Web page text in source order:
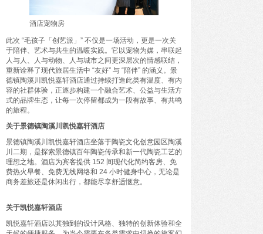
酒店宠物房
此次 “毛孩子「创艺派」” 不仅是一场活动，更是一次关
于陪伴、艺术与共生的温暖实践。它以宠物为媒，串联起
人与人、人与动物、人与城市之间更深层次的情感联结，
重新诠释了现代旅居生活中 “友好” 与 “陪伴” 的涵义。景
德镇陶溪川凯悦嘉轩酒店通过持续打造此类有温度、有内
容的社群体验，正逐步构建一个融合艺术、公益与生活方
式的品牌生态，让每一次停留都成为一段有故事、有共鸣
的旅程。
关于景德镇陶溪川凯悦嘉轩酒店
景德镇陶溪川凯悦嘉轩酒店坐落于陶瓷文化创意园区陶溪
川二期，是探索景德镇百年陶瓷传承和新一代陶瓷工艺的
理想之地。酒店为宾客提供 152 间现代化简约客房、免
费热火早餐、免费无线网络和 24 小时健身中心，无论是
商务差旅还是休闲出行，都能尽享舒适惬意。
关于凯悦嘉轩酒店
凯悦嘉轩酒店以其独到的设计风格、独特的创新体验和全